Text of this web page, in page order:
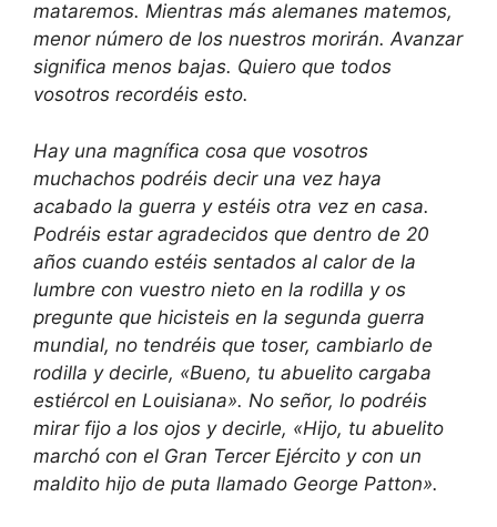
mataremos. Mientras más alemanes matemos,
menor número de los nuestros morirán. Avanzar
significa menos bajas. Quiero que todos
vosotros recordéis esto.
Hay una magnífica cosa que vosotros
muchachos podréis decir una vez haya
acabado la guerra y estéis otra vez en casa.
Podréis estar agradecidos que dentro de 20
años cuando estéis sentados al calor de la
lumbre con vuestro nieto en la rodilla y os
pregunte que hicisteis en la segunda guerra
mundial, no tendréis que toser, cambiarlo de
rodilla y decirle, «Bueno, tu abuelito cargaba
estiércol en Louisiana». No señor, lo podréis
mirar fijo a los ojos y decirle, «Hijo, tu abuelito
marchó con el Gran Tercer Ejército y con un
maldito hijo de puta llamado George Patton».